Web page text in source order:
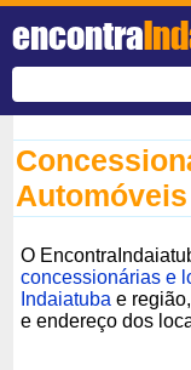
encontra
O
concessionárias e
Indaiatuba e
e endereço dos